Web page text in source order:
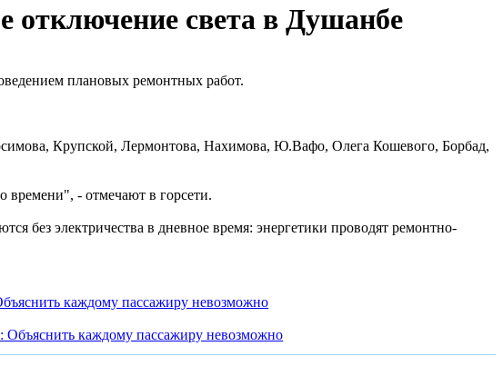
отключение света в Душанбе
плановых ремонтных работ.
Крупской, Лермонтова, Нахимова, Ю.Вафо, Олега Кошевого, Борбад,
времени", - отмечают в горcети.
без электричества в дневное время: энергетики проводят ремонтно-
каждому пассажиру невозможно